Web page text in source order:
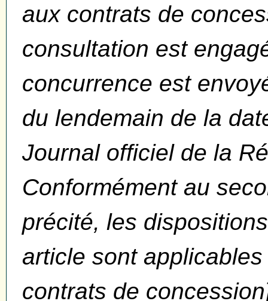
aux contrats de
consultation est
concurrence est
du lendemain de la
Journal officiel de la
Conformément au
précité, les
article sont
contrats de